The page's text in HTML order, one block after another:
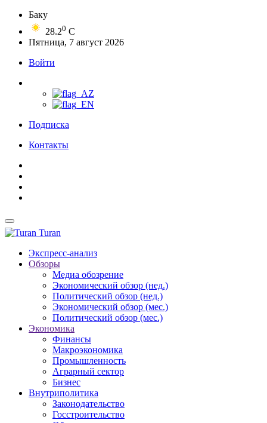
Баку
28.20 C
Пятница, 7 август 2026
Войти
Подписка
Контакты
Turan
Экспресс-анализ
Обзоры
Медиа обозрение
Экономический обзор (нед.)
Политический обзор (нед.)
Экономический обзор (мес.)
Политический обзор (мес.)
Экономика
Финансы
Макроэкономика
Промышленность
Аграрный сектор
Бизнес
Внутриполитика
Законодательство
Госстроительство